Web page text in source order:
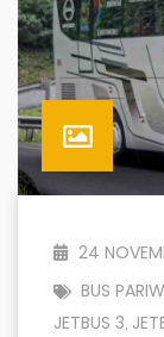
24
BUS
JETBUS 3,